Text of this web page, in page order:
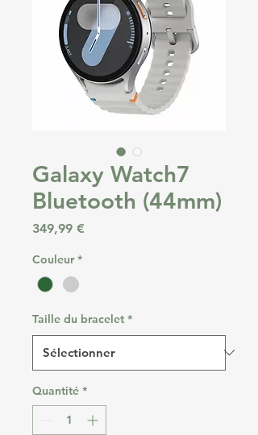
Galaxy Watch7
Bluetooth (44mm)
349,99 €
Couleur *
Taille du bracelet *
Quantité *